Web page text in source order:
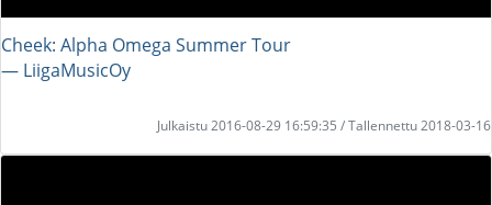
Cheek: Alpha Omega Summer Tour
― LiigaMusicOy
Julkaistu 2016-08-29 16:59:35 / Tallennettu 2018-03-16